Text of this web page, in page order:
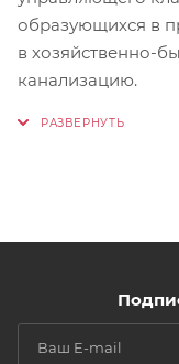
образующихся в
в хозяйственно-
канализацию.